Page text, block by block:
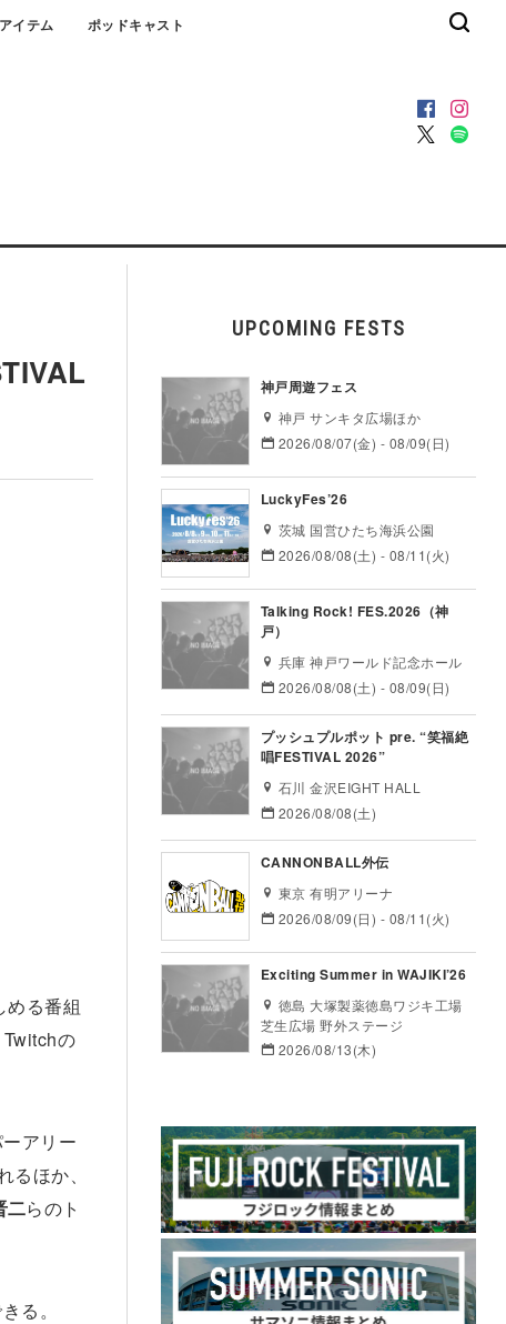
アイテム ポッドキャスト
める番組
の
アリー
ほか、
二らのト
る。
UPCOMING FESTS
神戸周遊フェス
神戸 サンキタ広場ほか
2026/08/07(金) - 08/09(日)
LuckyFes’26
茨城 国営ひたち海浜公園
2026/08/08(土) - 08/11(火)
Talking Rock! FES.2026（神
戸）
兵庫 神戸ワールド記念ホール
2026/08/08(土) - 08/09(日)
プッシュプルポット pre. “笑福絶
唱FESTIVAL 2026”
石川 金沢EIGHT HALL
2026/08/08(土)
CANNONBALL外伝
東京 有明アリーナ
2026/08/09(日) - 08/11(火)
Exciting Summer in WAJIKI’26
徳島 大塚製薬徳島ワジキ工場
芝生広場 野外ステージ
2026/08/13(木)